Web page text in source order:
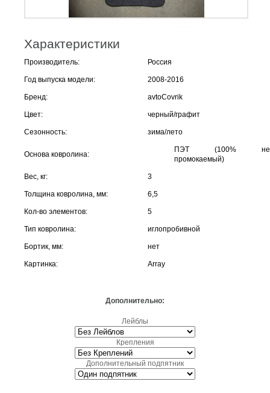
Характеристики
Производитель: Россия
Год выпуска модели: 2008-2016
Бренд: avtoCovrik
Цвет: черный/графит
Сезонность: зима/лето
Основа ковролина:
ПЭТ (100% не
промокаемый)
Вес, кг: 3
Толщина ковролина, мм: 6,5
Кол-во элементов: 5
Тип ковролина: иглопробивной
Бортик, мм: нет
Картинка: Array
Дополнительно:
Лейблы
Крепления
Дополнительный подпятник